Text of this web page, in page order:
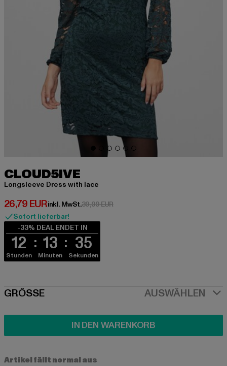
CLOUD5IVE
Longsleeve Dress with lace
26,79 EUR
Derzeitiger Preis: 26,79 EUR
inkl. MwSt.39,99 EURAktionspreis: 39,99 EUR
Sofort lieferbar!
-33% DEAL ENDET IN
12
Stunden
13
Minuten
35
Sekunden
SIZE
GRÖSSE AUSWÄHLEN
IN DEN WARENKORB
Artikel fällt normal aus